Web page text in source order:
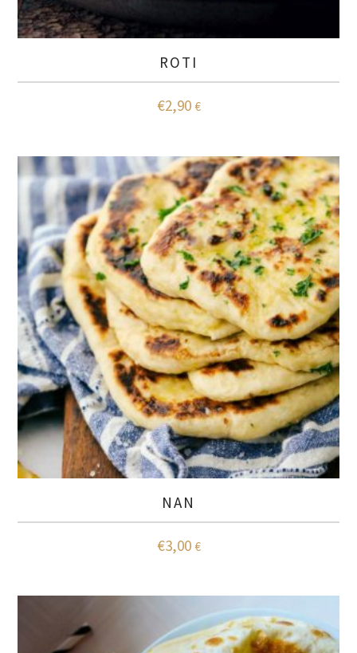
ROTI
€2,90 €
NAN
€3,00 €